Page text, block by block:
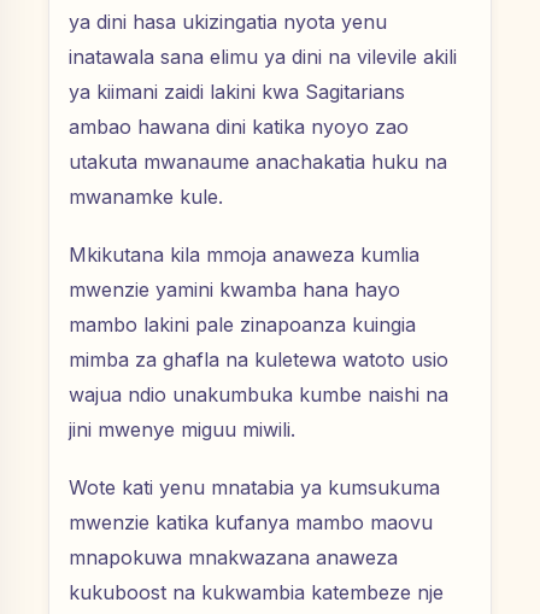
ya dini hasa ukizingatia nyota yenu
inatawala sana elimu ya dini na vilevile akili
ya kiimani zaidi lakini kwa Sagitarians
ambao hawana dini katika nyoyo zao
utakuta mwanaume anachakatia huku na
mwanamke kule.
Mkikutana kila mmoja anaweza kumlia
mwenzie yamini kwamba hana hayo
mambo lakini pale zinapoanza kuingia
mimba za ghafla na kuletewa watoto usio
wajua ndio unakumbuka kumbe naishi na
jini mwenye miguu miwili.
Wote kati yenu mnatabia ya kumsukuma
mwenzie katika kufanya mambo maovu
mnapokuwa mnakwazana anaweza
kukuboost na kukwambia katembeze nje